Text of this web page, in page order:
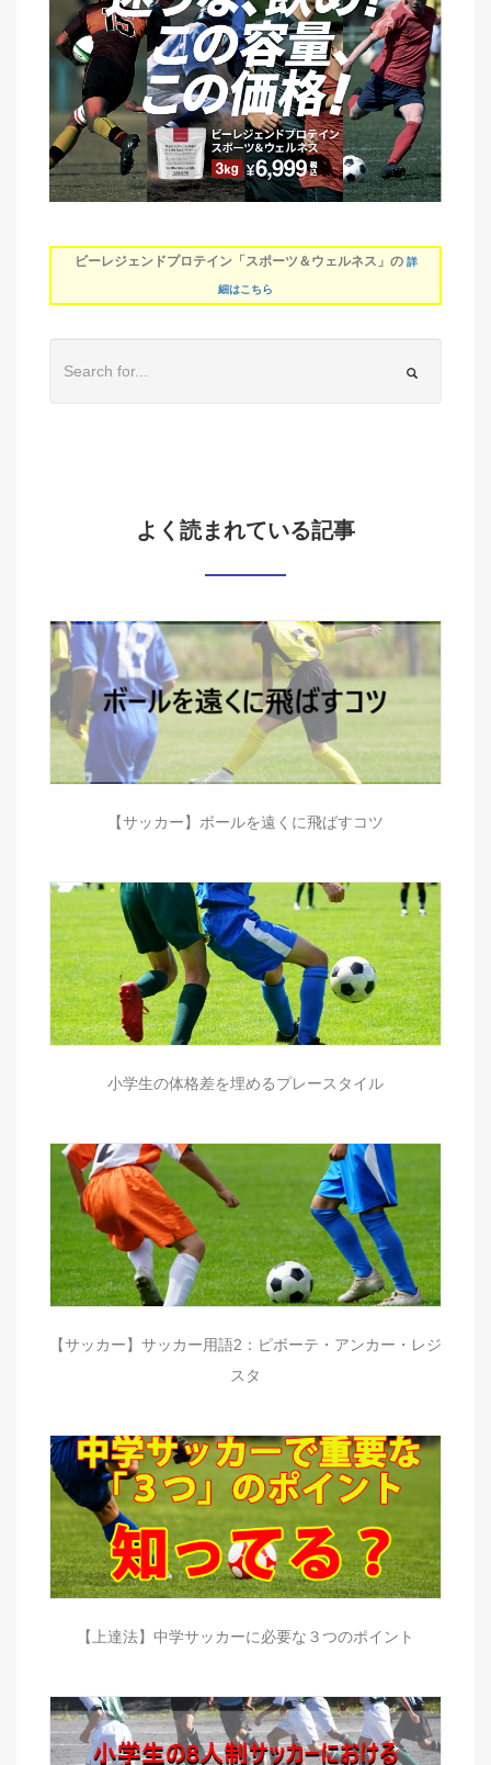
ビーレジェンドプロテイン「スポーツ＆ウェルネス」の 詳
細はこちら
よく読まれている記事
【サッカー】ボールを遠くに飛ばすコツ
小学生の体格差を埋めるプレースタイル
【サッカー】サッカー用語2：ピボーテ・アンカー・レジ
スタ
【上達法】中学サッカーに必要な３つのポイント